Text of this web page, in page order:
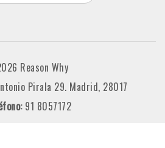
Reason Why
Pirala 29. Madrid, 28017
91 8057172